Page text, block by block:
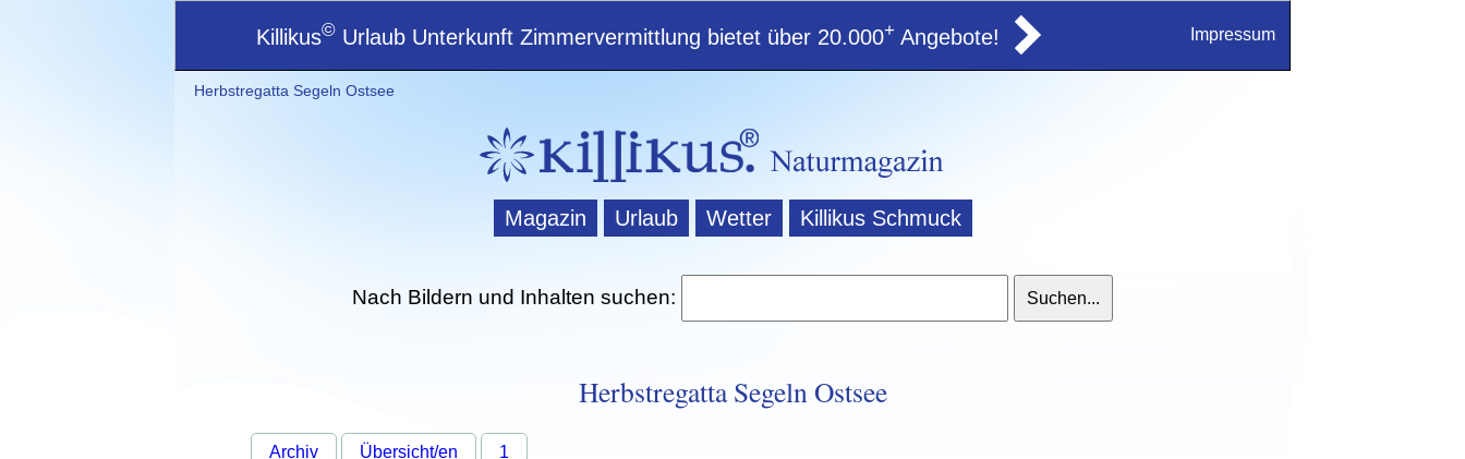
Killikus© Urlaub Unterkunft Zimmervermittlung bietet über 20.000+ Angebote! Impressum
Herbstregatta Segeln Ostsee
Magazin Urlaub Wetter Killikus Schmuck
Nach Bildern und Inhalten suchen:
Herbstregatta Segeln Ostsee
Archiv Übersicht/en 1